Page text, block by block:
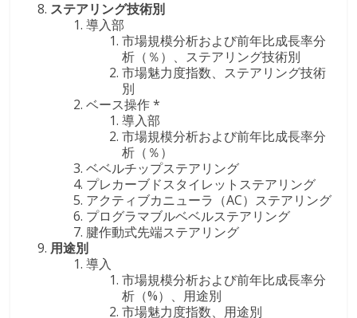
ステアリング技術別
導入部
市場規模分析および前年比成長率分
析（％）、ステアリング技術別
市場魅力度指数、ステアリング技術
別
ベース操作 *
導入部
市場規模分析および前年比成長率分
析（％）
ベベルチップステアリング
プレカーブドスタイレットステアリング
アクティブカニューラ（AC）ステアリング
プログラマブルベベルステアリング
腱作動式先端ステアリング
用途別
導入
市場規模分析および前年比成長率分
析（%）、用途別
市場魅力度指数、用途別